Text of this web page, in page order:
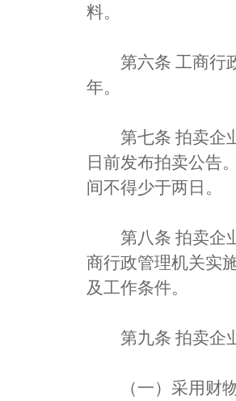
料。
第六条 工商行政
年。
第七条 拍卖企业
日前发布拍卖公告
间不得少于两日。
第八条 拍卖企业
商行政管理机关实
及工作条件。
第九条 拍卖企
（一）采用财物